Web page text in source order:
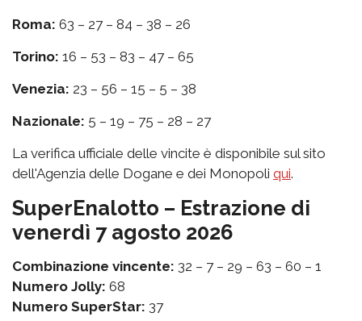
Roma: 63 – 27 – 84 – 38 – 26
Torino: 16 – 53 – 83 – 47 – 65
Venezia: 23 – 56 – 15 – 5 – 38
Nazionale: 5 – 19 – 75 – 28 – 27
La verifica ufficiale delle vincite è disponibile sul sito
dell'Agenzia delle Dogane e dei Monopoli qui.
SuperEnalotto – Estrazione di
venerdì 7 agosto 2026
Combinazione vincente: 32 – 7 – 29 – 63 – 60 – 1
Numero Jolly: 68
Numero SuperStar: 37